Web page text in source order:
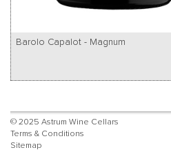
Barolo Capalot - Magnum
© 2025 Astrum Wine Cellars
Terms & Conditions
Sitemap